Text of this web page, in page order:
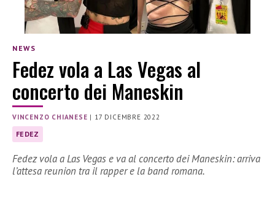
NEWS
Fedez vola a Las Vegas al
concerto dei Maneskin
VINCENZO CHIANESE | 17 DICEMBRE 2022
FEDEZ
Fedez vola a Las Vegas e va al concerto dei Maneskin: arriva
l’attesa reunion tra il rapper e la band romana.